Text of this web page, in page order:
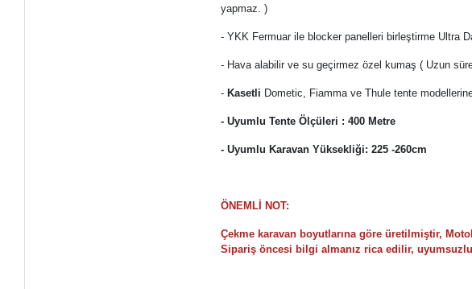
yapmaz. )
- YKK Fermuar ile blocker panelleri birleştirme Ultra
- Hava alabilir ve su geçirmez özel kumaş ( Uzun
- Kasetli Dometic, Fiamma ve Thule tente
- Uyumlu Tente Ölçüleri : 400 Metre
- Uyumlu Karavan Yüksekliği: 225 -260cm
ÖNEMLİ NOT:
Çekme karavan boyutlarına göre üretilmiştir,
Sipariş öncesi bilgi almanız rica edilir,